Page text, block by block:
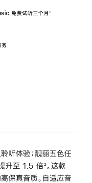
免费试听三个月 ‍脚
‍⁺
务
听体验；靓丽五色任
升至 1.5 倍脚
注
³。这款
保真音质。自适应音